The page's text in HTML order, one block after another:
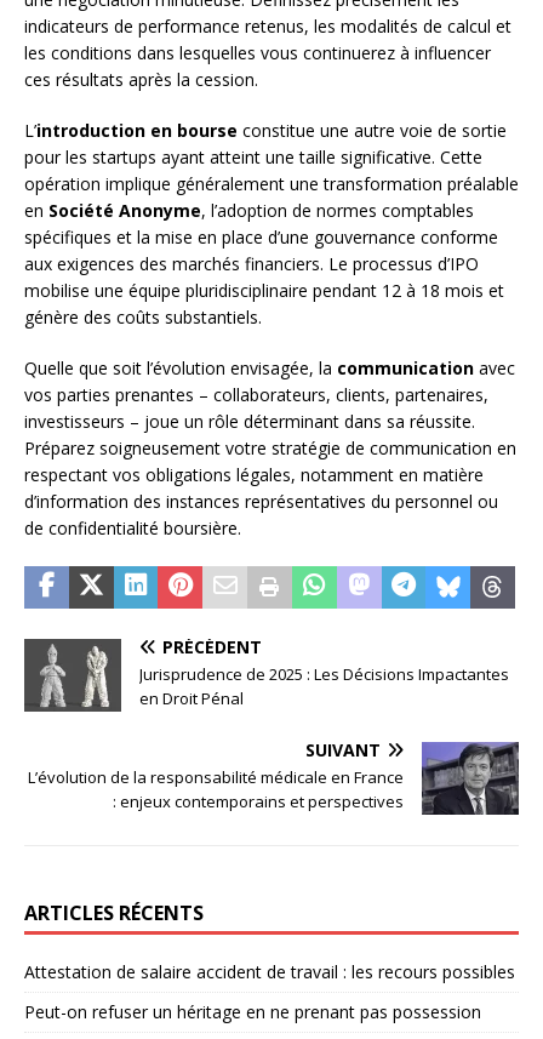
indicateurs de performance retenus, les modalités de calcul et
les conditions dans lesquelles vous continuerez à influencer
ces résultats après la cession.
L’introduction en bourse constitue une autre voie de sortie
pour les startups ayant atteint une taille significative. Cette
opération implique généralement une transformation préalable
en Société Anonyme, l’adoption de normes comptables
spécifiques et la mise en place d’une gouvernance conforme
aux exigences des marchés financiers. Le processus d’IPO
mobilise une équipe pluridisciplinaire pendant 12 à 18 mois et
génère des coûts substantiels.
Quelle que soit l’évolution envisagée, la communication avec
vos parties prenantes – collaborateurs, clients, partenaires,
investisseurs – joue un rôle déterminant dans sa réussite.
Préparez soigneusement votre stratégie de communication en
respectant vos obligations légales, notamment en matière
d’information des instances représentatives du personnel ou
de confidentialité boursière.
PRÉCÉDENT
Jurisprudence de 2025 : Les Décisions Impactantes
en Droit Pénal
SUIVANT
L’évolution de la responsabilité médicale en France
: enjeux contemporains et perspectives
ARTICLES RÉCENTS
Attestation de salaire accident de travail : les recours possibles
Peut-on refuser un héritage en ne prenant pas possession